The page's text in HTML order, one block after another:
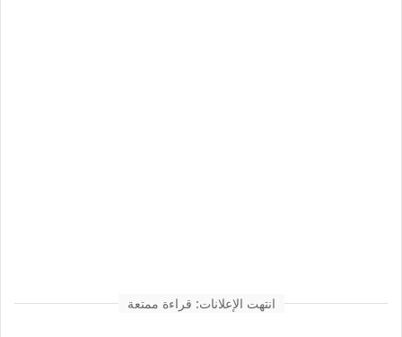
انتهت الإعلانات: قراءة ممتعة